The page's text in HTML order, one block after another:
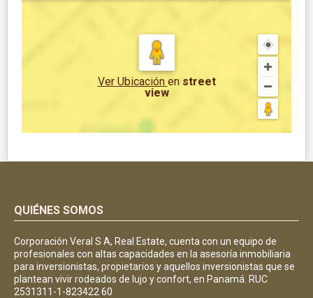
Ver Ubicación en street
view
QUIÉNES SOMOS
Corporación Veral S A, Real Estate, cuenta con un equipo de
profesionales con altas capacidades en la asesoría inmobiliaria
para inversionistas, propietarios y aquellos inversionistas que se
plantean vivir rodeados de lujo y confort, en Panamá. RUC
2531311-1-823422 60